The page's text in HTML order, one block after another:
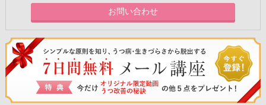
お問い合わせ